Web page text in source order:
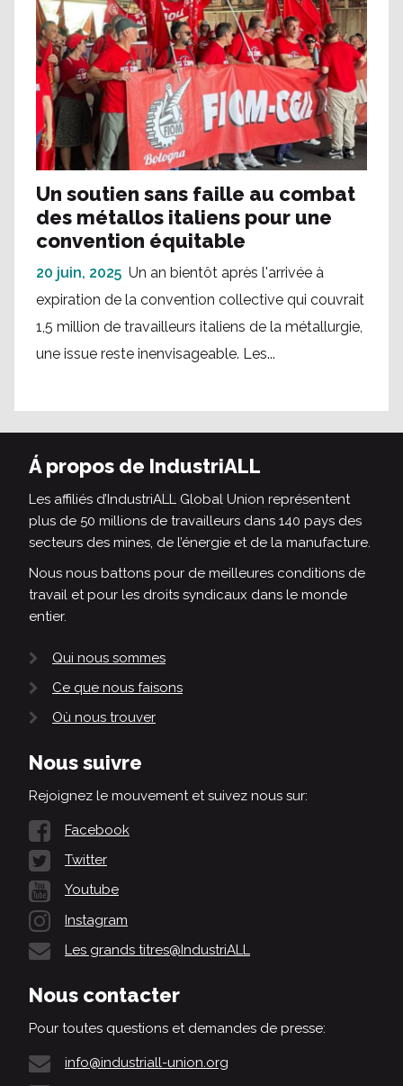
Un soutien sans faille au combat
des métallos italiens pour une
convention équitable
20 juin, 2025 Un an bientôt après l'arrivée à
expiration de la convention collective qui couvrait
1,5 million de travailleurs italiens de la métallurgie,
une issue reste inenvisageable. Les...
Á propos de IndustriALL
Les affiliés d’IndustriALL Global Union représentent
plus de 50 millions de travailleurs dans 140 pays des
secteurs des mines, de l’énergie et de la manufacture.
Nous nous battons pour de meilleures conditions de
travail et pour les droits syndicaux dans le monde
entier.
Qui nous sommes
Ce que nous faisons
Où nous trouver
Nous suivre
Rejoignez le mouvement et suivez nous sur:
Facebook
Twitter
Youtube
Instagram
Les grands titres@IndustriALL
Nous contacter
Pour toutes questions et demandes de presse:
info@industriall-union.org